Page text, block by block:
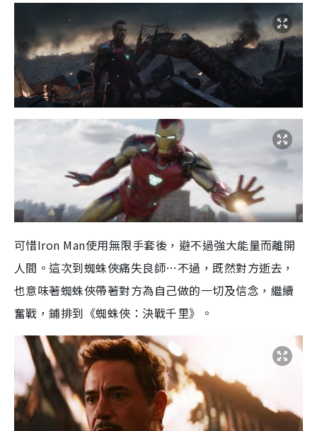
可惜Iron Man使用無限手套後，避不過強大能量而離開
人間。這次到蜘蛛俠痛失良師…不過，既然對方逝去，
也意味著蜘蛛俠帶著對方為自己做的一切及信念，繼續
奮戰，鋪排到《蜘蛛俠：決戰千里》。